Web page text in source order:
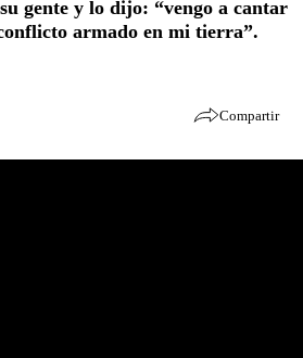
gente y lo dijo: “vengo a cantar
armado en mi tierra”.
Compartir